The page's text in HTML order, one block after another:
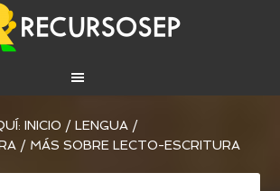
INICIO / LENGUA /
/ MÁS SOBRE LECTO-ESCRITURA